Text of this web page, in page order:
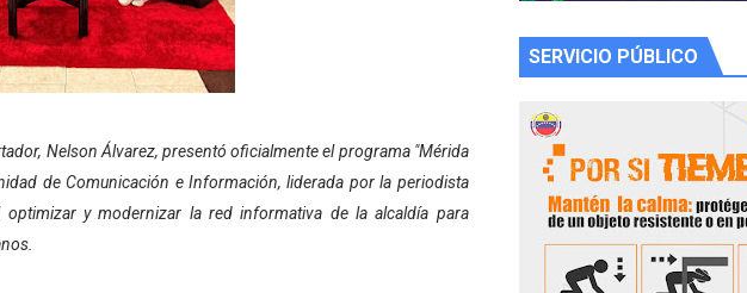
en El Vigía con microcréditos a emprendedores y productores
bacheo en el sector La Montañita
la Semana Mundial de la Lactancia Materna
2026" brinda recreación y cultura a niños del municipio Libertador
clubes deportivos de Zea en una enriquecedora jornada vacacional
Nelson Álvarez, presentó oficialmente el programa "Mérida
de Comunicación e Información, liderada por la periodista
y modernizar la red informativa de la alcaldía para
SERVICIO PÚBLICO